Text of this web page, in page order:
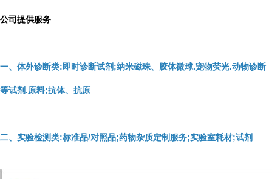
公司提供服务
一、体外诊断类:即时诊断试剂;纳米磁珠、胶体微球.宠物荧光.动物诊断
等试剂.原料;抗体、抗原
二、实验检测类:标准品/对照品;药物杂质定制服务;实验室耗材;试剂